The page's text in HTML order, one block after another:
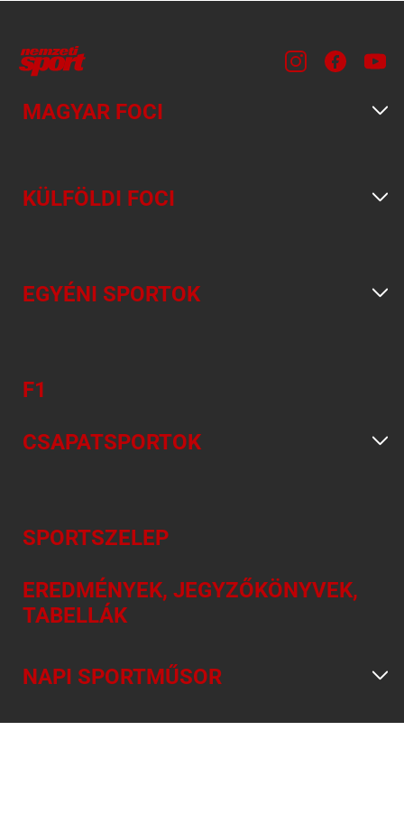
MAGYAR FOCI
KÜLFÖLDI FOCI
EGYÉNI SPORTOK
F1
CSAPATSPORTOK
SPORTSZELEP
EREDMÉNYEK, JEGYZŐKÖNYVEK,
TABELLÁK
NAPI SPORTMŰSOR